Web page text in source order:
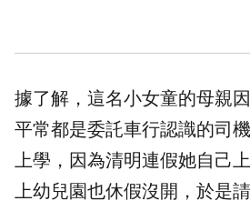
據了解，這名小女童的母親
平常都是委託車行認識的司
上學，因為清明連假她自己
上幼兒園也休假沒開，於是